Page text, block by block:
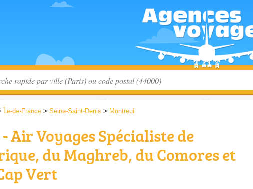
Île-de-France > Seine-Saint-Denis > Montreuil
Air Voyages Spécialiste de
du Maghreb, du Comores et
Vert